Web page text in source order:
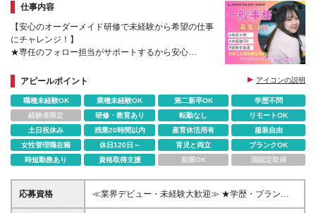
仕事内容
【安心のオーダーメイド研修で未経験から希望の仕事
にチャレンジ！】
★専任のフォロー担当がサポートするから安心
★一般事務・経理事務など事務職の仕事が豊富
アピールポイント アイコンの説明
職種未経験OK 業種未経験OK 第二新卒OK
学歴不問
経験者限定
研修・教育あり 転勤なし
リモートOK
土日祝休み
残業20時間以内 産育休活用有
服装自由
女性管理職在籍
休日120日～ 育児と両立
ブランクOK
時短勤務あり
資格取得支援 副業OK 国認定取得
応募資格
≪業界デビュー・未経験大歓迎≫ ★学歴・ブランク
不問！ ★販売や接客業などサービス業からのキャリ